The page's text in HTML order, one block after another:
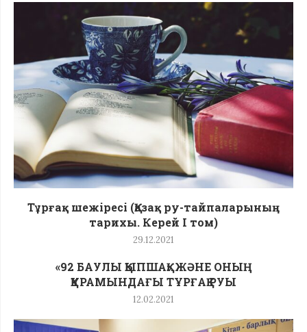
Тұрғақ шежіресі (Қазақ ру-тайпаларының
тарихы. Керей I том)
29.12.2021
«92 БАУЛЫ ҚЫПШАҚ» ЖӘНЕ ОНЫҢ
ҚҰРАМЫНДАҒЫ ТҰРҒАҚ РУЫ
12.02.2021